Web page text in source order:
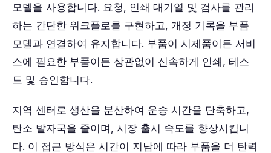
모델을 사용합니다. 요청, 인쇄 대기열 및 검사를 관리
하는 간단한 워크플로를 구현하고, 개정 기록을 부품
모델과 연결하여 유지합니다. 부품이 시제품이든 서비
스에 필요한 부품이든 상관없이 신속하게 인쇄, 테스
트 및 승인합니다.
지역 센터로 생산을 분산하여 운송 시간을 단축하고,
탄소 발자국을 줄이며, 시장 출시 속도를 향상시킵니
다. 이 접근 방식은 시간이 지남에 따라 부품을 더 탄력